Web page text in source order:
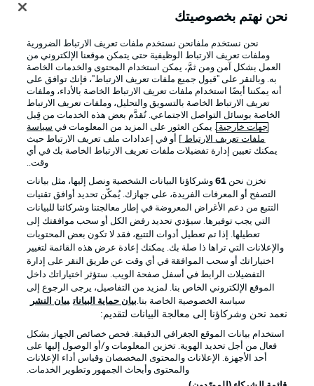
الإعلانات الإخطارات القانونية
شروط الاستخدام القنوات الناقلة
الوظائف جهة النشر
تواصل معنا اللاعبون
نحن نهتم بخصوصيتك
نحن نستخدم ملفانحن نستخدم ملفات تعريف الارتباط الضرورية
وملفات تعريف الارتباط الوظيفية حتى يتمكن موقعنا الإلكتروني من
العمل بشكل آمن ومن ثمَّ، يمكن استخدام المحتوى والخدمات الخاصة
به. وبالنقر على "قبول جميع ملفات تعريف الارتباط"، فإنك توافق على
أنه يمكننا أيضًا استخدام ملفات تعريف الارتباط الخاصة بالأداء، وملفات
تعريف الارتباط الخاصة بالتسويق والتحليل، وملفات تعريف الارتباط
الخاصة بوسائل التواصل الاجتماعي. تُقدَّم بعض هذه الخدمات من قِبل
جهات خارجية . يمكن العثور على المزيد من المعلومات في سياسة
ملفات تعريف الارتباط
] أو في إعدادات ملف تعريف الارتباط حيث
يمكنك تعيين إدارة تفضيلات ملفات تعريف الارتباط الخاصة بك في أي
وقت..
نخزن نحن 61وشركاؤنا البيانات الشخصية ونصل إليها، مثل بيانات
التصفح أو المعرفات الفريدة، على جهازك. يُمكّن تحديد أوافق تقنيات
التتبع من دعم الأغراض المعروضة في إطار معالجتنا وشركائنا للبيانات
التي يجب توفيرها. سيؤدي تحديد رفض الكل أو سحب موافقتك إلى
تعطيلها. إذا تم تعطيل أدوات التتبع، فقد لا تكون بعض المحتويات
والإعلانات التي تراها ذا صلة بك. يمكنك إعادة عرض هذه القائمة لتغيير
اختياراتك أو سحب الموافقة في أي وقت عن طريق النقر على إدارة
التفضيلات الرابط في أسفل صفحة الويب. ستؤثر اختياراتك داخل
الموقع الإلكتروني الخاص بنا. لمزيد من التفاصيل، يرجى الرجوع إلى
سياسة الخصوصية الخاصة بنا.بيان حماية البيانات بيان النشر
نعمد نحن وشركاؤنا إلى معالجة البيانات لتقديم:
استخدام بيانات الموقع الجغرافي الدقيقة. فحص خصائص الجهاز بشكل
فعال من أجل تحديد الهوية. تخزين المعلومات و/أو الوصول إليها على
أحد الأجهزة. الإعلانات والمحتوى المخصصان وقياس أداء الإعلانات
والمحتوى وأبحاث الجمهور وتطوير الخدمات.